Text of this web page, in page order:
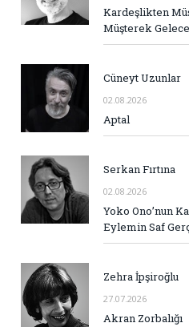
Kardeşlikten
Müşterek
Cüneyt Uzunlar
02.08.2026
Aptal
Serkan Fırtına
02.08.2026
Yoko Ono’nun
Eylemin Saf
Zehra İpşiroğlu
27.07.2026
Akran Zorbalığı